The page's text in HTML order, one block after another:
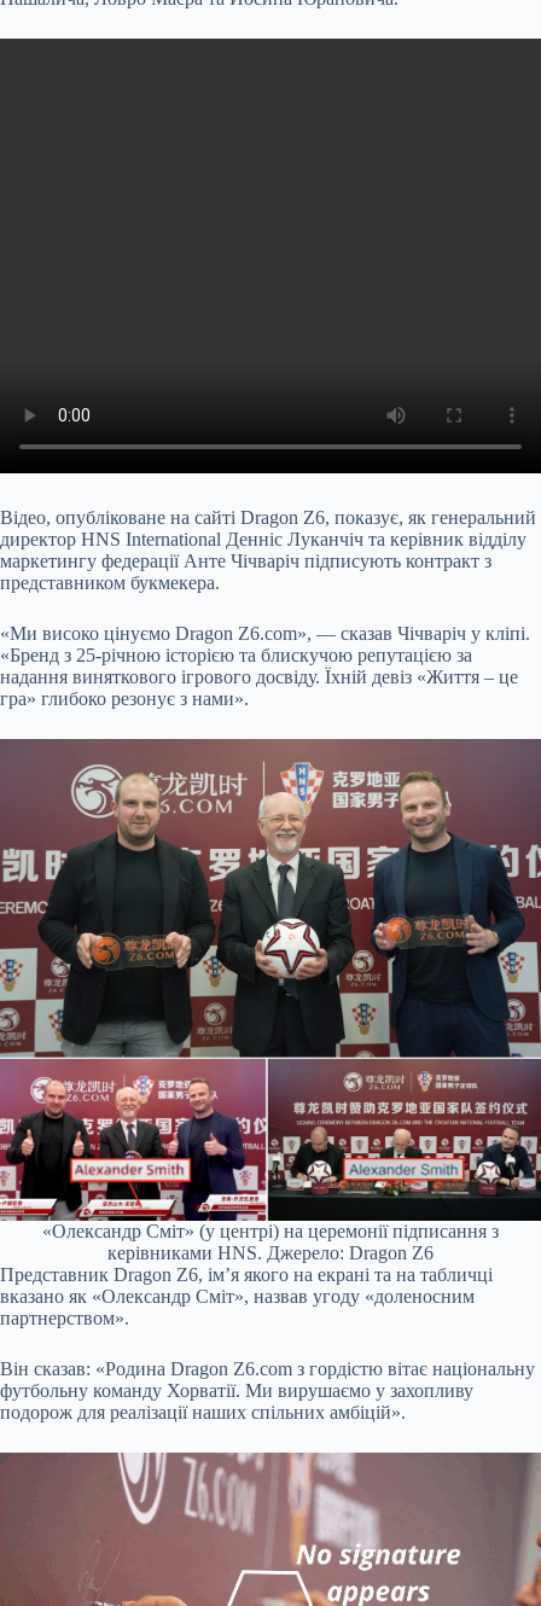
Відео, опубліковане на сайті Dragon Z6, показує, як генеральний
директор HNS International Денніс Луканчіч та керівник відділу
маркетингу федерації Анте Чічваріч підписують контракт з
представником букмекера.
«Ми високо цінуємо Dragon Z6.com», — сказав Чічваріч у кліпі.
«Бренд з 25-річною історією та блискучою репутацією за
надання виняткового ігрового досвіду. Їхній девіз «Життя – це
гра» глибоко резонує з нами».
«Олександр Сміт» (у центрі) на церемонії підписання з
керівниками HNS. Джерело: Dragon Z6
Представник Dragon Z6, ім’я якого на екрані та на табличці
вказано як «Олександр Сміт», назвав угоду «доленосним
партнерством».
Він сказав: «Родина Dragon Z6.com з гордістю вітає національну
футбольну команду Хорватії. Ми вирушаємо у захопливу
подорож для реалізації наших спільних амбіцій».